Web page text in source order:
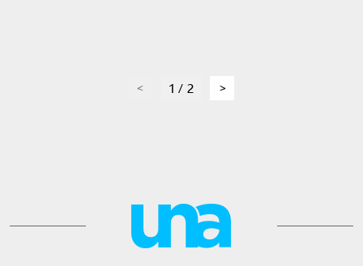
page1 / 2 page